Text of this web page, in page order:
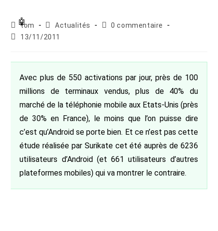
Auteur/autrice
de
tom
Post
category:
Actualités
Commentaires
0 commentaire
Publication
13/11/2011
Avec plus de 550 activations par jour, près de 100
millions de terminaux vendus, plus de 40% du
marché de la téléphonie mobile aux Etats-Unis (près
de 30% en France), le moins que l’on puisse dire
c’est qu’Android se porte bien. Et ce n’est pas cette
étude réalisée par Surikate cet été auprès de 6236
utilisateurs d’Android (et 661 utilisateurs d’autres
plateformes mobiles) qui va montrer le contraire.